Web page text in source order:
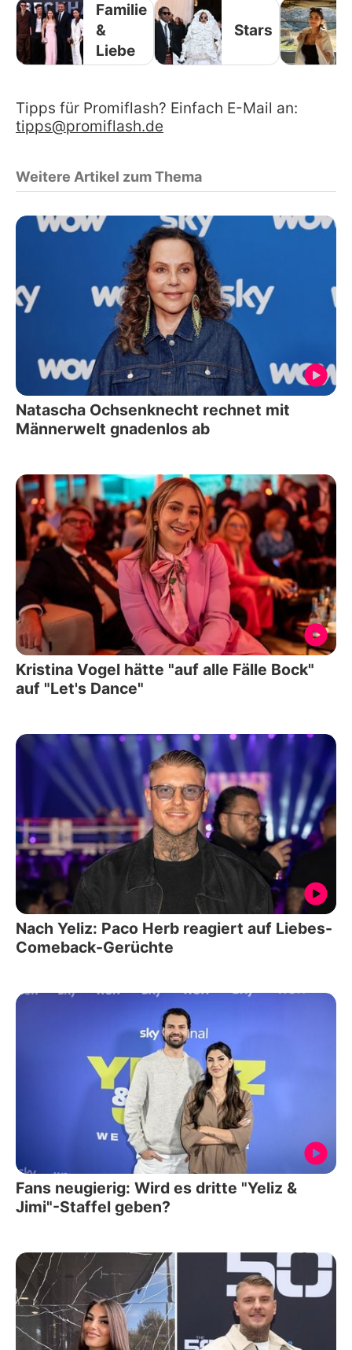
Familie
&
Liebe
Stars
Tipps für Promiflash? Einfach E-Mail an:
tipps@promiflash.de
Weitere Artikel zum Thema
Natascha Ochsenknecht rechnet mit
Männerwelt gnadenlos ab
Kristina Vogel hätte "auf alle Fälle Bock"
auf "Let's Dance"
Nach Yeliz: Paco Herb reagiert auf Liebes-
Comeback-Gerüchte
Fans neugierig: Wird es dritte "Yeliz &
Jimi"-Staffel geben?